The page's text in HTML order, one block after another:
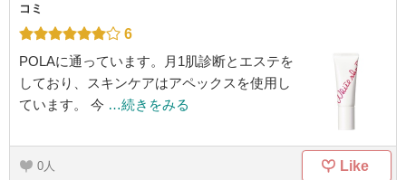
コミ
6
POLAに通っています。月1肌診断とエステを
しており、スキンケアはアペックスを使用し
ています。 今 …続きをみる
0 Like